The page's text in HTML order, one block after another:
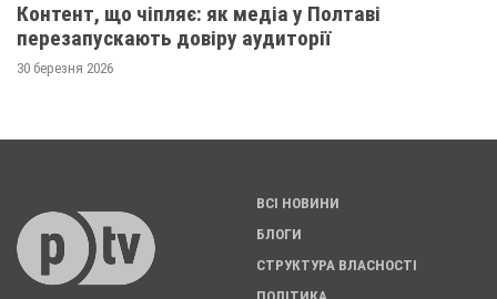
Контент, що чіпляє: як медіа у Полтаві
перезапускають довіру аудиторії
30 березня 2026
ВСІ НОВИНИ
БЛОГИ
СТРУКТУРА ВЛАСНОСТІ